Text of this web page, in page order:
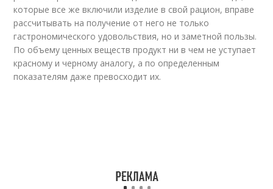
которые все же включили изделие в свой рацион, вправе
рассчитывать на получение от него не только
гастрономического удовольствия, но и заметной пользы.
По объему ценных веществ продукт ни в чем не уступает
красному и черному аналогу, а по определенным
показателям даже превосходит их.